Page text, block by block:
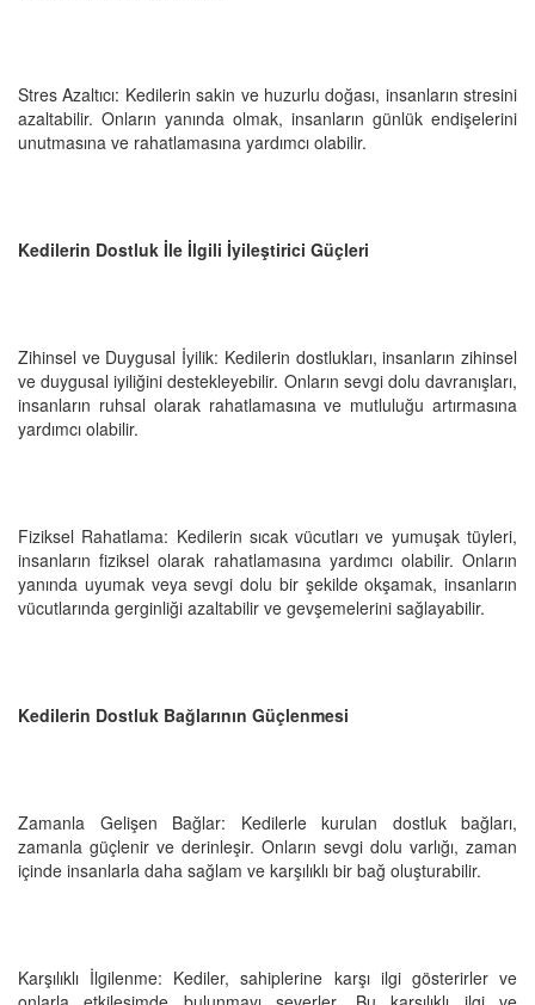
Stres Azaltıcı: Kedilerin sakin ve huzurlu doğası, insanların stresini
azaltabilir. Onların yanında olmak, insanların günlük endişelerini
unutmasına ve rahatlamasına yardımcı olabilir.
Kedilerin Dostluk İle İlgili İyileştirici Güçleri
Zihinsel ve Duygusal İyilik: Kedilerin dostlukları, insanların zihinsel
ve duygusal iyiliğini destekleyebilir. Onların sevgi dolu davranışları,
insanların ruhsal olarak rahatlamasına ve mutluluğu artırmasına
yardımcı olabilir.
Fiziksel Rahatlama: Kedilerin sıcak vücutları ve yumuşak tüyleri,
insanların fiziksel olarak rahatlamasına yardımcı olabilir. Onların
yanında uyumak veya sevgi dolu bir şekilde okşamak, insanların
vücutlarında gerginliği azaltabilir ve gevşemelerini sağlayabilir.
Kedilerin Dostluk Bağlarının Güçlenmesi
Zamanla Gelişen Bağlar: Kedilerle kurulan dostluk bağları,
zamanla güçlenir ve derinleşir. Onların sevgi dolu varlığı, zaman
içinde insanlarla daha sağlam ve karşılıklı bir bağ oluşturabilir.
Karşılıklı İlgilenme: Kediler, sahiplerine karşı ilgi gösterirler ve